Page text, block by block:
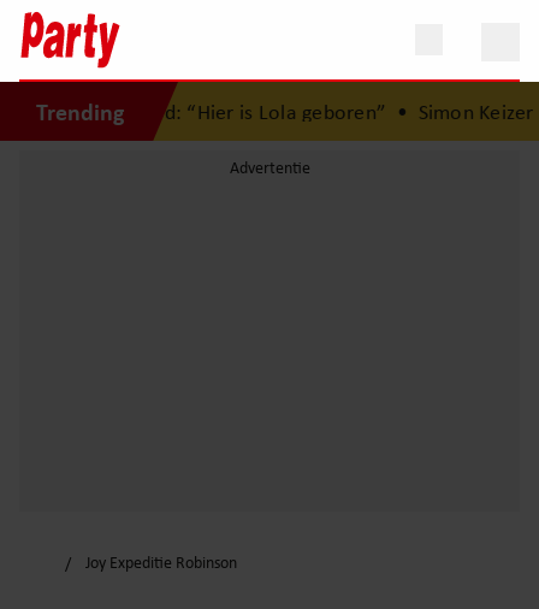
Trending
Herman Brood: “Hier is Lola geboren”• Simon Keizer
Joy Expeditie Robinson